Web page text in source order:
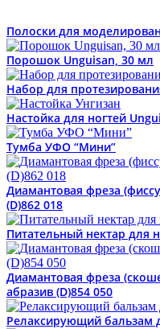
Полоски для
Порошок Unguisan, 30 мл
Набор для
Настойка для ногтей
Тумба УФО “Мини”
Диамантовая фреза
(D)862 018
Питательный нектар для
Диамантовая фреза
абразив (D)854 050
Релаксирующий бальзам